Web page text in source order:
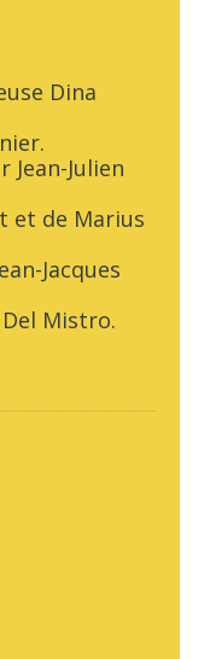
Dina
Julien
et de Marius
Jacques
Mistro.